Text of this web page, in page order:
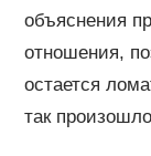
объяснения
отношения,
остается
так